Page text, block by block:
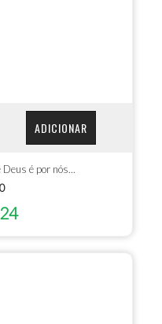
ADICIONAR
Deus é por nós...